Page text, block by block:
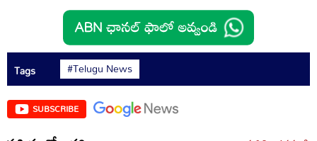
Tags #Telugu News
SUBSCRIBE